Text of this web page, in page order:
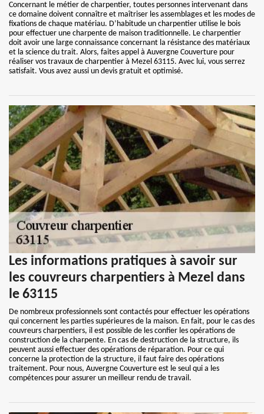
Concernant le métier de charpentier, toutes personnes intervenant dans
ce domaine doivent connaître et maîtriser les assemblages et les modes de
fixations de chaque matériau. D’habitude un charpentier utilise le bois
pour effectuer une charpente de maison traditionnelle. Le charpentier
doit avoir une large connaissance concernant la résistance des matériaux
et la science du trait. Alors, faites appel à Auvergne Couverture pour
réaliser vos travaux de charpentier à Mezel 63115. Avec lui, vous serrez
satisfait. Vous avez aussi un devis gratuit et optimisé.
Les informations pratiques à savoir sur
les couvreurs charpentiers à Mezel dans
le 63115
De nombreux professionnels sont contactés pour effectuer les opérations
qui concernent les parties supérieures de la maison. En fait, pour le cas des
couvreurs charpentiers, il est possible de les confier les opérations de
construction de la charpente. En cas de destruction de la structure, ils
peuvent aussi effectuer des opérations de réparation. Pour ce qui
concerne la protection de la structure, il faut faire des opérations
traitement. Pour nous, Auvergne Couverture est le seul qui a les
compétences pour assurer un meilleur rendu de travail.